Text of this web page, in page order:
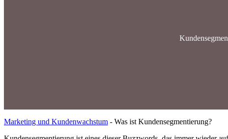
Marketing und Kundenwachstum - Was ist Kundensegmentierung?